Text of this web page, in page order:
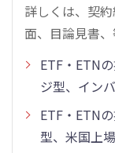
詳しくは、契
面、目論見書
ETF・ETN
ジ型、イン
ETF・ETN
型、米国上